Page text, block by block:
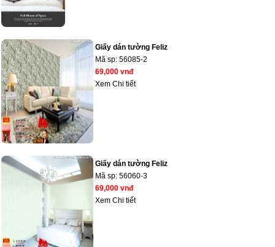
Giấy dán tường Feliz
Mã sp: 56085-2
69,000 vnđ
Xem Chi tiết
Giấy dán tường Feliz
Mã sp: 56060-3
69,000 vnđ
Xem Chi tiết